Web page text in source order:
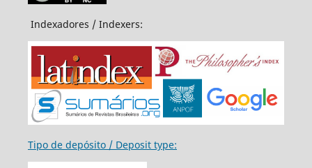
Indexadores / Indexers:
Tipo de depósito / Deposit type: